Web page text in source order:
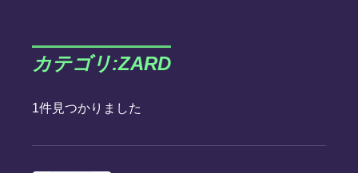
カテゴリ:ZARD
1件見つかりました